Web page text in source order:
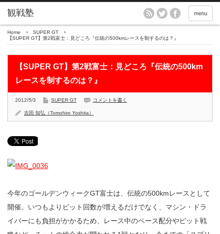
menu
Home
SUPER GT
【SUPER GT】第2戦富士：見どころ『伝統の500kmレースを制するのは？』
【SUPER GT】第2戦富士：見どころ『伝統の500km
レースを制するのは？』
2012/5/3 SUPER GT コメントを書く
吉田 知弘（Tomohiro Yoshita）
今年のゴールデンウィークGT富士は、伝統の500kmレースとして
開催。いつもよりピット回数が増えるだけでなく、マシン・ドラ
イバーにも負担がかかるため、レース中のペース配分やピット戦